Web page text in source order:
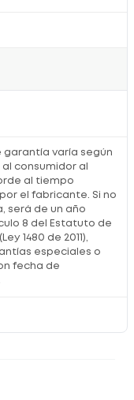
garantía varía según
consumidor al
al tiempo
el fabricante. Si no
será de un año
8 del Estatuto de
1480 de 2011),
especiales o
fecha de